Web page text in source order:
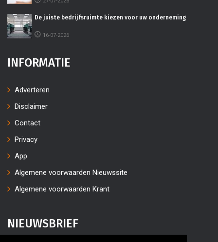
De juiste bedrijfsruimte kiezen voor uw onderneming
16-07-2026
INFORMATIE
Adverteren
Disclaimer
Contact
Privacy
App
Algemene voorwaarden Nieuwssite
Algemene voorwaarden Krant
NIEUWSBRIEF